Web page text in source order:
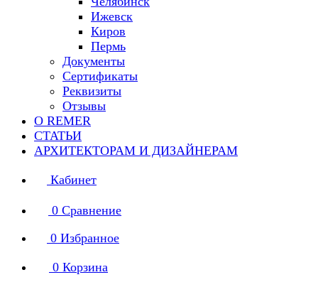
Ижевск
Киров
Пермь
Документы
Сертификаты
Реквизиты
Отзывы
О REMER
СТАТЬИ
АРХИТЕКТОРАМ И ДИЗАЙНЕРАМ
Кабинет
0 Сравнение
0 Избранное
0 Корзина